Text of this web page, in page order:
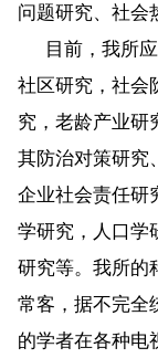
问题研究、社会
目前，我所应
社区研究，社会
究，老龄产业研
其防治对策研究
企业社会责任研
学研究，人口学
研究等。我所的
常客，据不完全
的学者在各种电